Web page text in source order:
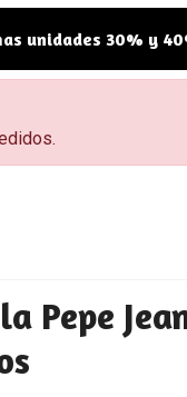
unidades 30% y
Pepe